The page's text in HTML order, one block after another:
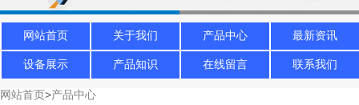
网站首页 关于我们 产品中心 最新资讯
设备展示 产品知识 在线留言 联系我们
网站首页>产品中心